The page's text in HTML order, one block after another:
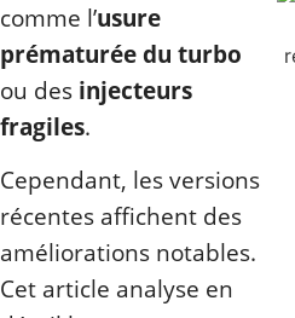
comme l’usure
prématurée du turbo
ou des injecteurs
fragiles.
Cependant, les versions
récentes affichent des
améliorations notables.
Cet article analyse en